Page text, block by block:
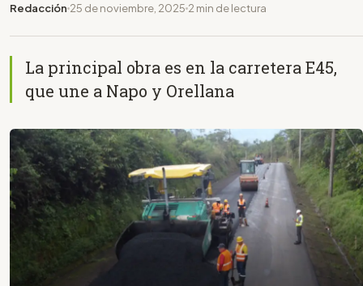
Redacción 25 de noviembre, 2025 2 min de lectura
La principal obra es en la carretera E45,
que une a Napo y Orellana